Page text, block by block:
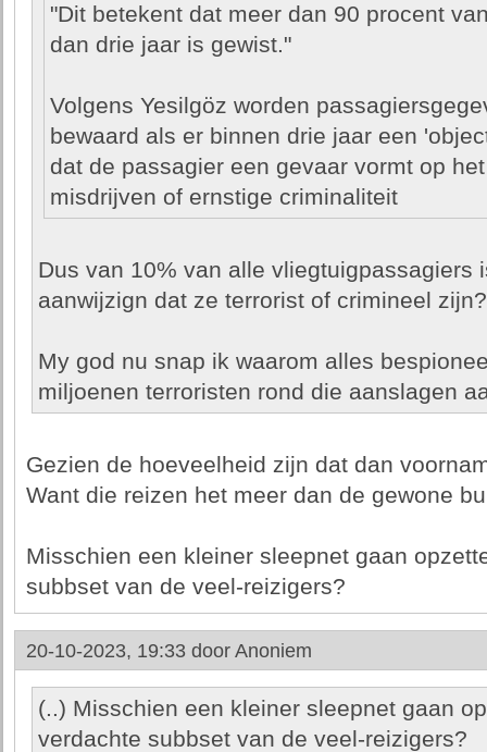
"Dit betekent dat meer dan 90 procent
dan drie jaar is gewist."
Volgens Yesilgöz worden
bewaard als er binnen drie jaar een
dat de passagier een gevaar vormt op
misdrijven of ernstige criminaliteit
Dus van 10% van alle vliegtuigpassagiers
aanwijzign dat ze terrorist of crimineel zijn?
My god nu snap ik waarom alles
miljoenen terroristen rond die aanslagen
Gezien de hoeveelheid zijn dat dan
Want die reizen het meer dan de gewone
Misschien een kleiner sleepnet gaan
subbset van de veel-reizigers?
20-10-2023, 19:33 door Anoniem
(..) Misschien een kleiner sleepnet gaan
verdachte subbset van de veel-reizigers?